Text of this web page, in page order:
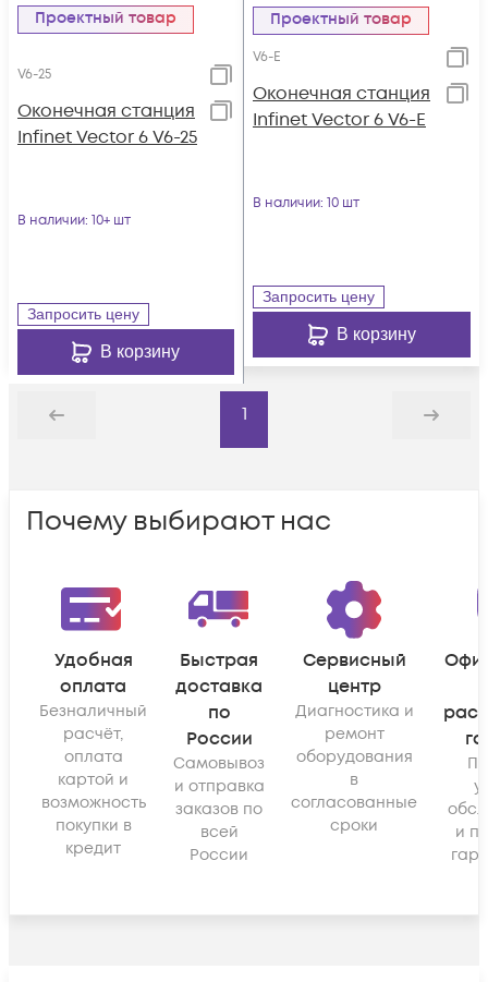
Проектный товар
V6-25
Оконечная станция
Infinet Vector 6 V6-25
В наличии: 10+ шт
Запросить цену
В корзину
Проектный товар
V6-E
Оконечная станция
Infinet Vector 6 V6-E
В наличии: 10 шт
Запросить цену
В корзину
Назад
1
Дальше
Почему выбирают нас
Удобная
оплата
Безналичный
расчёт,
оплата
картой и
возможность
покупки в
кредит
Быстрая
доставка
по
России
Самовывоз
и отправка
заказов по
всей
России
Сервисный
центр
Диагностика и
ремонт
оборудования
в
согласованные
сроки
и